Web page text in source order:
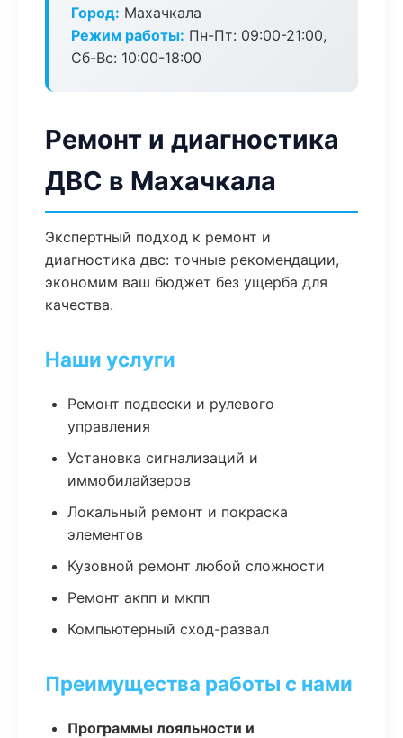
Город: Махачкала
Режим работы: Пн-Пт: 09:00-21:00,
Сб-Вс: 10:00-18:00
Ремонт и диагностика
ДВС в Махачкала
Экспертный подход к ремонт и
диагностика двс: точные рекомендации,
экономим ваш бюджет без ущерба для
качества.
Наши услуги
Ремонт подвески и рулевого
управления
Установка сигнализаций и
иммобилайзеров
Локальный ремонт и покраска
элементов
Кузовной ремонт любой сложности
Ремонт акпп и мкпп
Компьютерный сход-развал
Преимущества работы с нами
Программы лояльности и